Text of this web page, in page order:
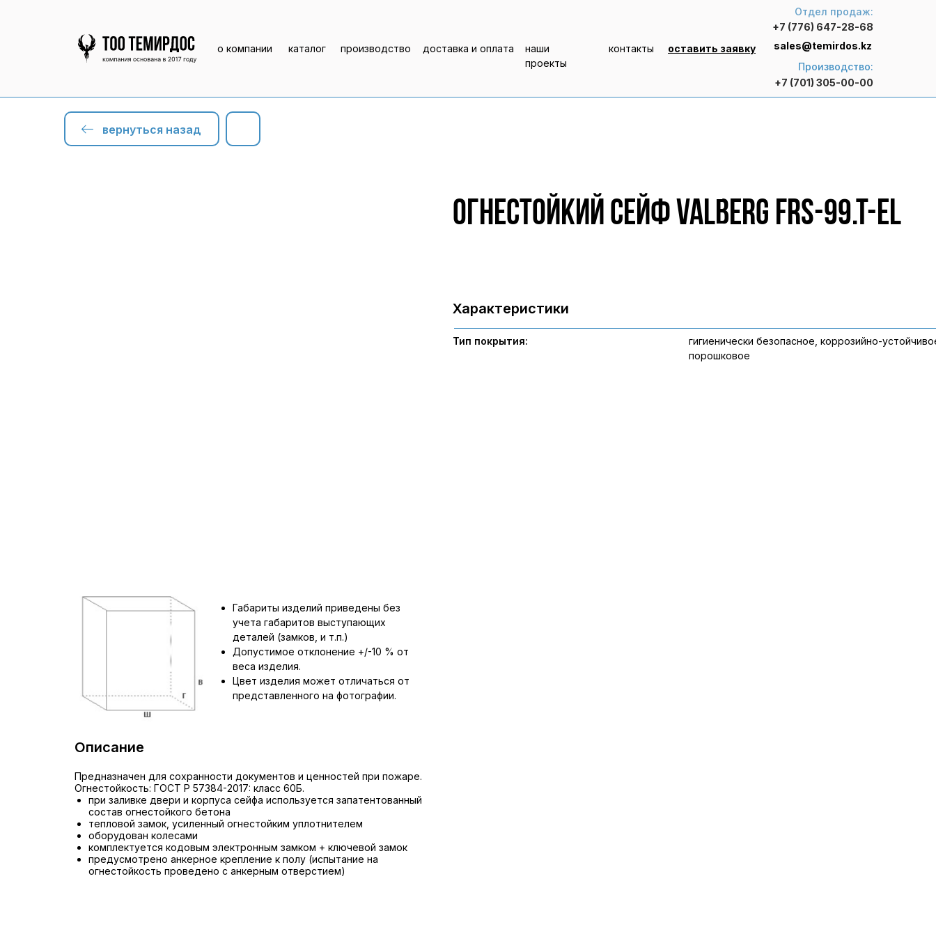
контакты оставить заявку
наши
проекты
производство доставка и оплата
каталог
о компании
Отдел продаж:
+7 (776) 647-28-68
Производство:
+7 (701) 305-00-00
sales@temirdos.kz
вернуться назад
Огнестойкий сейф VALBERG FRS-99.T-EL
Описание
Предназначен для сохранности документов и ценностей при пожаре.
Огнестойкость: ГОСТ Р 57384-2017: класс 60Б.
при заливке двери и корпуса сейфа используется запатентованный
состав огнестойкого бетона
тепловой замок, усиленный огнестойким уплотнителем
оборудован колесами
комплектуется кодовым электронным замком + ключевой замок
предусмотрено анкерное крепление к полу (испытание на
огнестойкость проведено с анкерным отверстием)
Габариты изделий приведены без
учета габаритов выступающих
деталей (замков, и т.п.)
Допустимое отклонение +/-10 % от
веса изделия.
Цвет изделия может отличаться от
представленного на фотографии.
Характеристики
гигиенически безопасное, коррозийно-
порошковое
Тип покрытия: